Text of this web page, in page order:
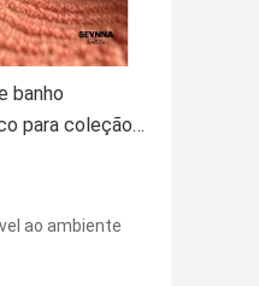
banho
para coleção
ao ambiente